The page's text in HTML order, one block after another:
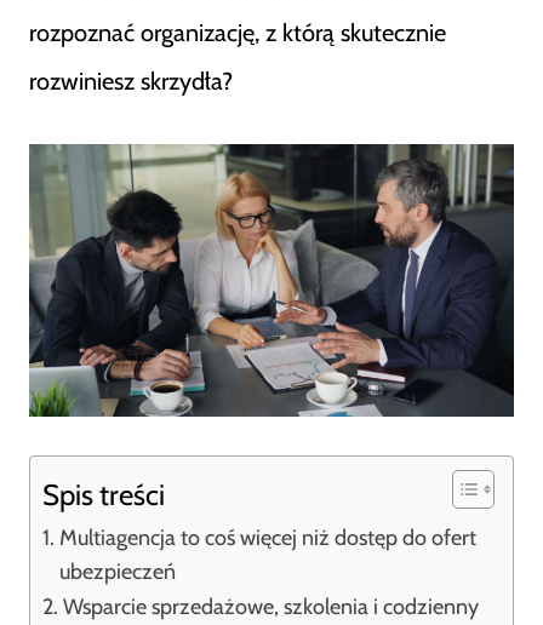
rozpoznać organizację, z którą skutecznie
rozwiniesz skrzydła?
Spis treści
Multiagencja to coś więcej niż dostęp do ofert
ubezpieczeń
Wsparcie sprzedażowe, szkolenia i codzienny